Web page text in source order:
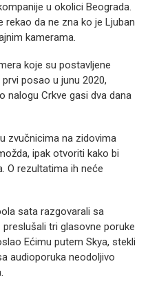
u okolici Beograda.
rekao da ne zna ko je Ljuban
kamerama.
koje su postavljene
posao u junu 2020,
nalogu Crkve gasi dva dana
zvučnicima na zidovima
ipak otvoriti kako bi
O rezultatima ih neće
sata razgovarali sa
tri glasovne poruke
Ećimu putem Skya, stekli
audioporuka neodoljivo